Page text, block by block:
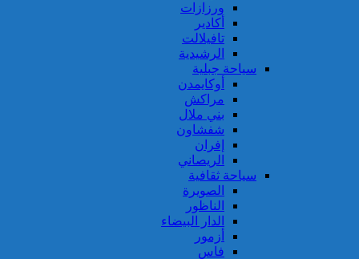
ورزازات
أكادير
تافيلالت
الرشيدية
سياحة جبلية
أوكايمدن
مراكش
بني ملال
شفشاون
إفران
الريصاني
سياحة ثقافية
الصويرة
الناظور
الدار البيضاء
أزمور
فاس